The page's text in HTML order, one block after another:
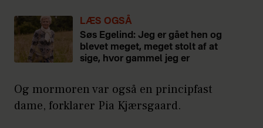
LÆS OGSÅ
Søs Egelind: Jeg er gået hen og
blevet meget, meget stolt af at
sige, hvor gammel jeg er
Og mormoren var også en principfast
dame, forklarer Pia Kjærsgaard.